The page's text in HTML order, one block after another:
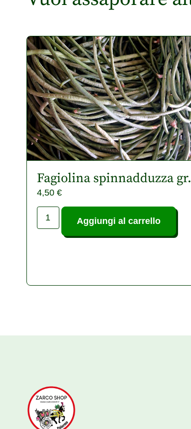
Fagiolina spinnadduzza
4,50 €
Aggiungi al carrello